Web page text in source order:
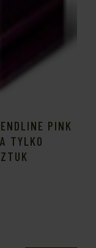
PINK
TYLKO